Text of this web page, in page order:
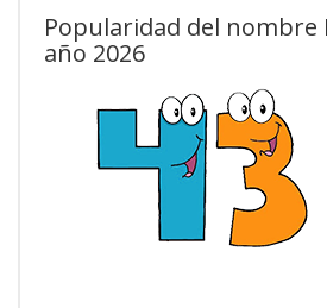
Popularidad del nombre
año 2026